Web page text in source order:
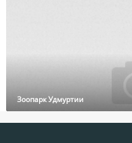
Зоопарк Удмуртии